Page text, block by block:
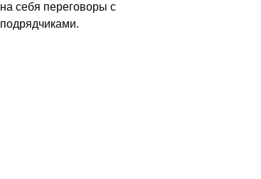
на себя переговоры с
подрядчиками.